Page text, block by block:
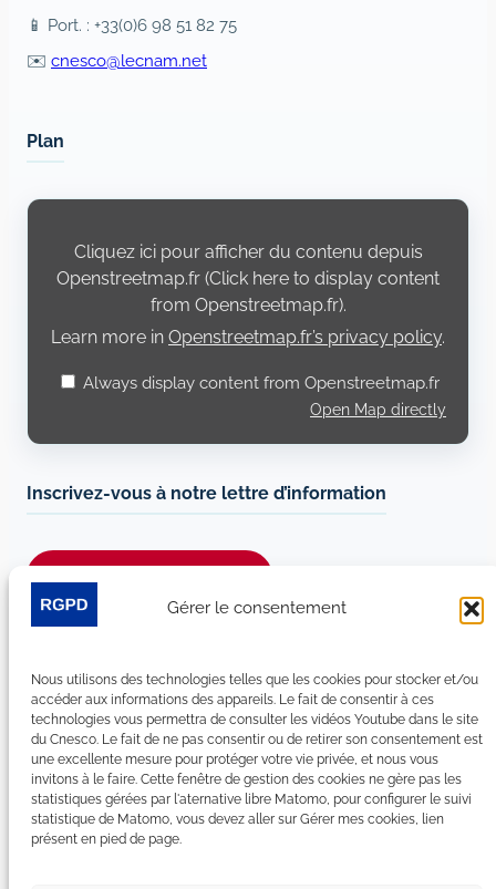
Gérer le consentement
Nous utilisons des technologies telles que les cookies pour stocker et/ou
accéder aux informations des appareils. Le fait de consentir à ces
technologies vous permettra de consulter les vidéos Youtube dans le site
du Cnesco. Le fait de ne pas consentir ou de retirer son consentement est
une excellente mesure pour protéger votre vie privée, et nous vous
invitons à le faire. Cette fenêtre de gestion des cookies ne gère pas les
statistiques gérées par l'aternative libre Matomo, pour configurer le suivi
statistique de Matomo, vous devez aller sur Gérer mes cookies, lien
présent en pied de page.
📱 Port. : +33(0)6 98 51 82 75
✉️ cnesco@lecnam.net
Plan
Display
Openstreetmap.fr
Cliquez ici pour afficher du contenu depuis
Openstreetmap.fr (Click here to display content
from Openstreetmap.fr).
Learn more in Openstreetmap.fr’s privacy policy.
Always display content from Openstreetmap.fr
Open Map directly
Inscrivez-vous à notre lettre d’information
LinkedIn
YouTube
Facebook
Bluesky
Plan du site